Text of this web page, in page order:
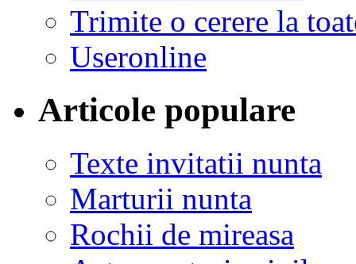
Trimite o cerere la
Useronline
Articole populare
Texte invitatii nunta
Marturii nunta
Rochii de mireasa